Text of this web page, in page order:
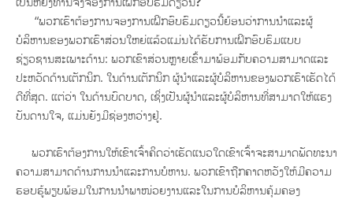
“ພວກເຮົາຕ້ອງການຈອງການເຝິກອົບຮົມດຽວນີ້ຍ້ອນວ່າການນຳແລະຜູ້
ບໍລິຫານຂອງພວກເຮົາສ່ວນໃຫຍ່ແລ້ວແມ່ນໄດ້ຮັບການເຝິກອົບຮົມແບບ
ຊ່ຽວຊານສະເພາະດ້ານ: ພວກເຂົາສ່ວນຫຼາຍເຂົ້າມາພ້ອມກັບຄວາມສາມາດແລະ
ປະຫວັດດ້ານເຕັກນິກ. ໃນດ້ານເຕັກນິກ ຜູ້ນຳແລະຜູ້ບໍລິຫານຂອງພວກເຮົາເຮັດໄດ້
ດີທີ່ສຸດ. ແຕ່ວ່າ ໃນດ້ານບົດບາດ, ເຊິ່ງເປັນຜູ້ນຳແລະຜູ້ບໍລິຫານທີ່ສາມາດໃຫ້ແຮງ
ບັນດານໃຈ, ແມ່ນຍັງມີຊ່ອງຫວ່າງຢູ່.
ພວກເຮົາຕ້ອງການໃຫ້ເຂົາເຈົ້າຄິດວ່າເຮັດແນວໃດເຂົາເຈົ້າຈະສາມາດພັດທະນາ
ຄວາມສາມາດດ້ານການນຳແລະການບໍຫານ. ພວກເຂົາຖືກຄາດຫວັງໃຫ້ມີຄວາມ
ຮອບຮູ້ພຽບພ້ອມໃນການນຳພາໜ່ວຍງານແລະໃນການບໍລິຫານຄຸ້ມຄອງ